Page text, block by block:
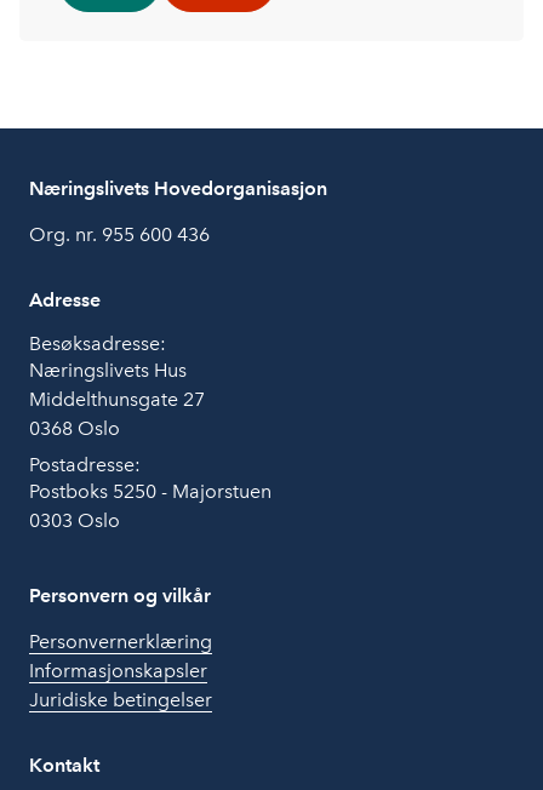
Næringslivets Hovedorganisasjon
Org. nr. 955 600 436
Adresse
Besøksadresse:
Næringslivets Hus
Middelthunsgate 27
0368 Oslo
Postadresse:
Postboks 5250 - Majorstuen
0303 Oslo
Personvern og vilkår
Personvernerklæring
Informasjonskapsler
Juridiske betingelser
Kontakt